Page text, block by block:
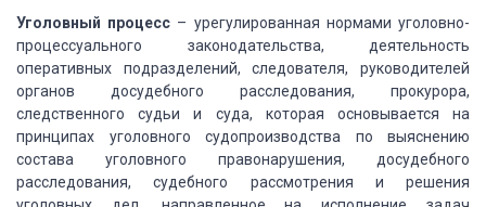
Уголовный процесс – урегулированная нормами уголовно-
процессуального законодательства, деятельность
оперативных подразделений, следователя, руководителей
органов досудебного расследования, прокурора,
следственного судьи и суда, которая основывается на
принципах уголовного судопроизводства по выяснению
состава уголовного правонарушения, досудебного
расследования, судебного рассмотрения и решения